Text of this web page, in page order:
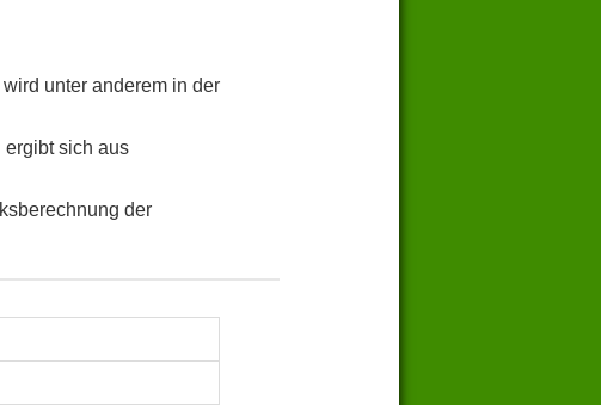
unter anderem in der
ergibt sich aus
der